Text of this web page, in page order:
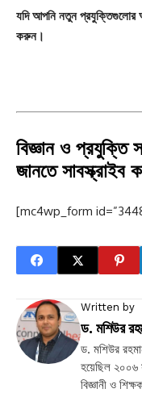
যদি আপনি নতুন প্রযুক্তিগুলোর
করুন।
বিজ্ঞান ও প্রযুক্তি
জানতে সাবস্ক্রাইব
[mc4wp_form
Written by
ড. মশিউর
ড. মশিউর
হয়েছিল ২০০৬
বিজ্ঞানী ও